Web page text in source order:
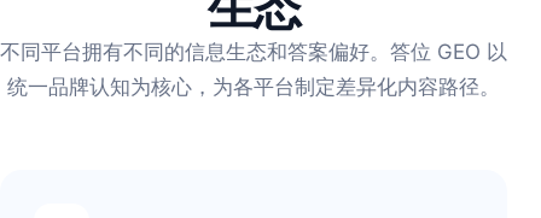
不同平台拥有不同的信息生态和答案偏好。答位 GEO 以
统一品牌认知为核心，为各平台制定差异化内容路径。